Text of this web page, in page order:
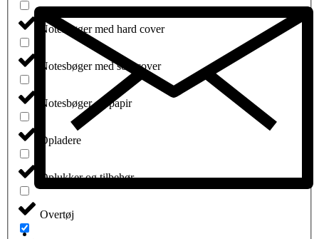
Notesbøger med hard cover
Notesbøger med soft cover
Notesbøger og papir
Opladere
Oplukker og tilbehør
Overtøj